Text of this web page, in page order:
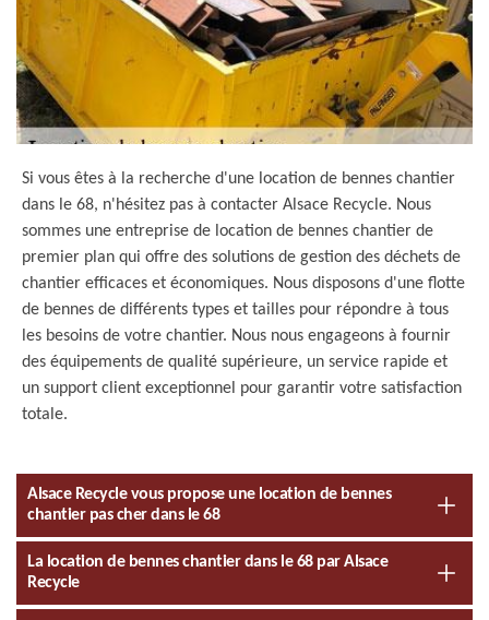
Si vous êtes à la recherche d'une location de bennes chantier
dans le 68, n'hésitez pas à contacter Alsace Recycle. Nous
sommes une entreprise de location de bennes chantier de
premier plan qui offre des solutions de gestion des déchets de
chantier efficaces et économiques. Nous disposons d'une flotte
de bennes de différents types et tailles pour répondre à tous
les besoins de votre chantier. Nous nous engageons à fournir
des équipements de qualité supérieure, un service rapide et
un support client exceptionnel pour garantir votre satisfaction
totale.
Alsace Recycle vous propose une location de bennes
chantier pas cher dans le 68
La location de bennes chantier dans le 68 par Alsace
Recycle